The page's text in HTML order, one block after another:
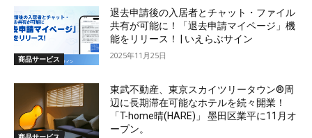
商品サービス
退去申請後の入居者とチャット・ファイル
共有が可能に！「退去申請マイページ」機
能をリリース！ | いえらぶサイン
2025年11月25日
東武不動産、東京スカイツリータウン®周
辺に長期滞在可能なホテルを続々開業！
「T-home晴(HARE)」 墨田区業平に11月オ
ープン。